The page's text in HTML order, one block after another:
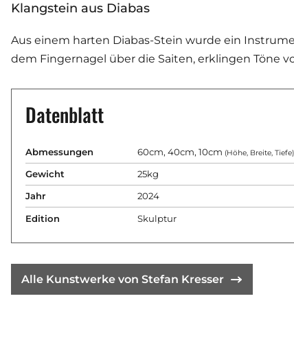
Klangstein aus Diabas
Aus einem harten Diabas-Stein wurde ein
dem Fingernagel über die Saiten, erklingen Töne
Datenblatt
Abmessungen 60cm, 40cm, 10cm (Höhe, Breite, Tiefe)
Gewicht 25kg
Jahr 2024
Edition Skulptur
Alle Kunstwerke von Stefan Kresser